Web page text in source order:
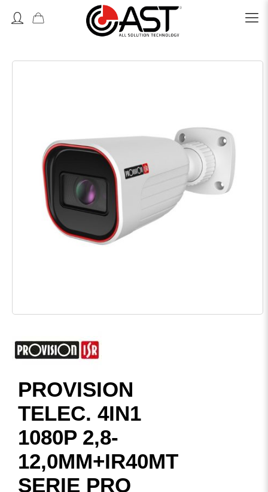
Accedi o Registrati
PROVISION
TELEC. 4IN1
1080P 2,8-
12,0MM+IR40MT
SERIE PRO